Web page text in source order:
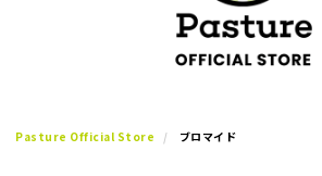
Pasture Official Store ブロマイド